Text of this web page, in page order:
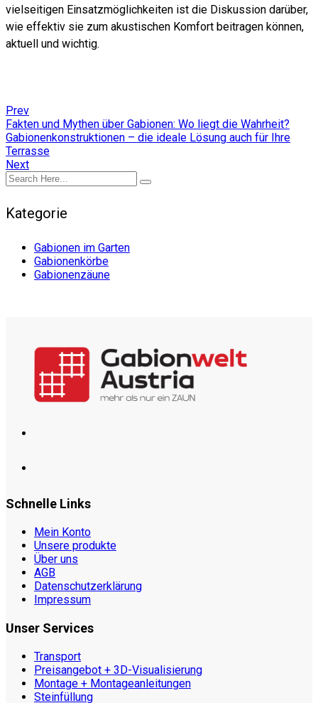
vielseitigen Einsatzmöglichkeiten ist die Diskussion darüber,
wie effektiv sie zum akustischen Komfort beitragen können,
aktuell und wichtig.
Prev
Fakten und Mythen über Gabionen: Wo liegt die Wahrheit?
Gabionenkonstruktionen – die ideale Lösung auch für Ihre
Terrasse
Next
Kategorie
Gabionen im Garten
Gabionenkörbe
Gabionenzäune
Schnelle Links
Mein Konto
Unsere produkte
Über uns
AGB
Datenschutzerklärung
Impressum
Unser Services
Transport
Preisangebot + 3D-Visualisierung
Montage + Montageanleitungen
Steinfüllung